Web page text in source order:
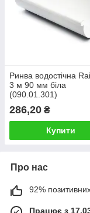
Ринва водостічна
3 м 90 мм біла
(090.01.301)
286,20 ₴
Купити
Про нас
92% позитивних
Працює з